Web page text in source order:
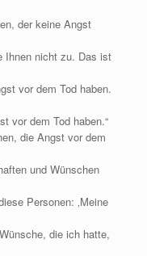
der keine Angst
Ihnen nicht zu. Das ist
vor dem Tod haben.
vor dem Tod haben.“
die Angst vor dem
und Wünschen
Personen: ‚Meine
die ich hatte,